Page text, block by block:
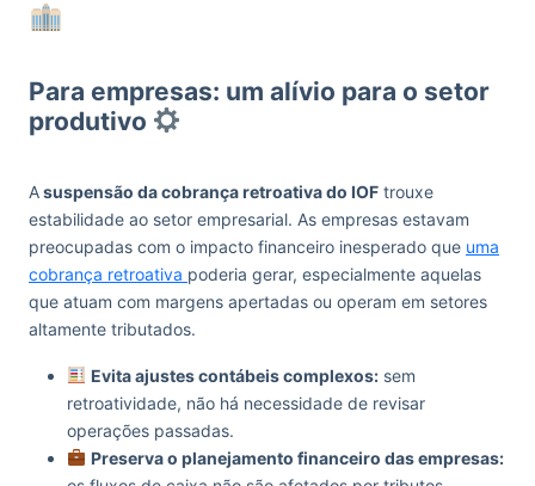
Para empresas: um alívio para o setor
produtivo
Asuspensão da cobrança retroativa do IOF trouxe
estabilidade ao setor empresarial. As empresas estavam
preocupadas com o impacto financeiro inesperado que uma
cobrança retroativa poderia gerar, especialmente aquelas
que atuam com margens apertadas ou operam em setores
altamente tributados.
Evita ajustes contábeis complexos:sem
retroatividade, não há necessidade de revisar
operações passadas.
Preserva o planejamento financeiro das empresas: